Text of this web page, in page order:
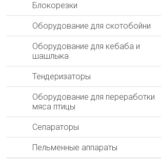
Блокорезки
Оборудование для скотобойни
Оборудование для кебаба и
шашлыка
Тендеризаторы
Оборудование для переработки
мяса птицы
Сепараторы
Пельменные аппараты